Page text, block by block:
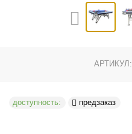
АРТИКУЛ:
доступность: предзаказ